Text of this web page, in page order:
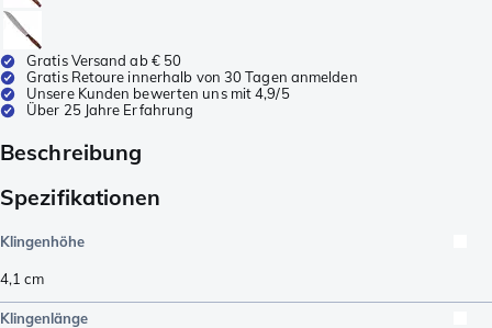
Gratis Versand ab € 50
Gratis Retoure innerhalb von 30 Tagen anmelden
Unsere Kunden bewerten uns mit 4,9/5
Über 25 Jahre Erfahrung
Beschreibung
Spezifikationen
Klingenhöhe
4,1 cm
Klingenlänge